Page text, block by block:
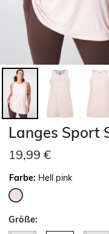
Langes Sport
19,99 €
Farbe: Hell pink
Größe: